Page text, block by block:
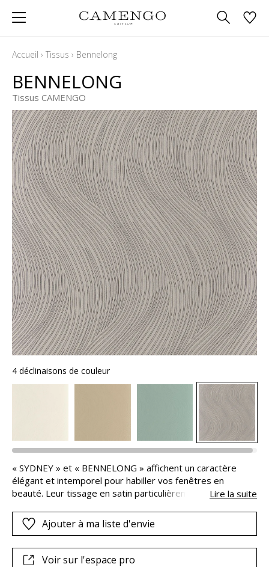
Accueil › Tissus › Bennelong
BENNELONG
Tissus CAMENGO
4 déclinaisons de couleur
« SYDNEY » et « BENNELONG » affichent un caractère
élégant et intemporel pour habiller vos fenêtres en
beauté. Leur tissage en satin particulièrement dense et fin
avec un volume remarquable dans la matière.
Lire la suite
Ajouter à ma liste d'envie
Voir sur l'espace pro